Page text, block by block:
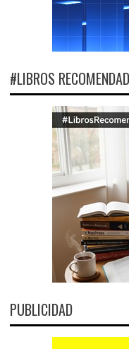
#LIBROS
PUBLICIDAD